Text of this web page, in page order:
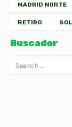
MADRID NORTE
RETIRO
Buscador